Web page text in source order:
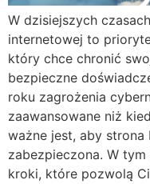
W dzisiejszych
internetowej to
który chce chronić
bezpieczne
roku zagrożenia
zaawansowane niż
ważne jest, aby strona
zabezpieczona. W
kroki, które pozwolą